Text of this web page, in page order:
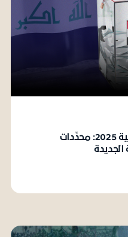
قراءة في نتائج الانتخابات العراقية 2025: محدِّدات